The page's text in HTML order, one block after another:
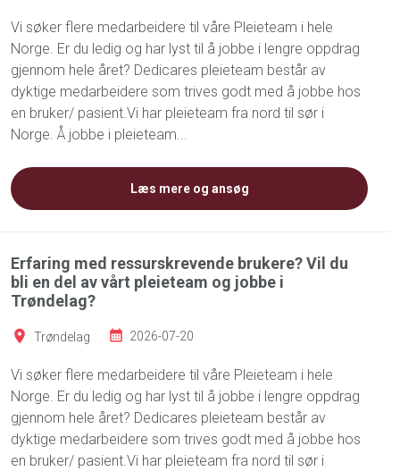
Vi søker flere medarbeidere til våre Pleieteam i hele
Norge. Er du ledig og har lyst til å jobbe i lengre oppdrag
gjennom hele året? Dedicares pleieteam består av
dyktige medarbeidere som trives godt med å jobbe hos
en bruker/ pasient.Vi har pleieteam fra nord til sør i
Norge. Å jobbe i pleieteam...
Læs mere og ansøg
Erfaring med ressurskrevende brukere? Vil du
bli en del av vårt pleieteam og jobbe i
Trøndelag?
Trøndelag 2026-07-20
Vi søker flere medarbeidere til våre Pleieteam i hele
Norge. Er du ledig og har lyst til å jobbe i lengre oppdrag
gjennom hele året? Dedicares pleieteam består av
dyktige medarbeidere som trives godt med å jobbe hos
en bruker/ pasient.Vi har pleieteam fra nord til sør i